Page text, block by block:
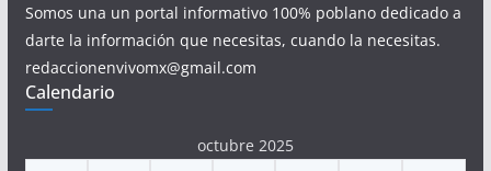
Somos una un portal informativo 100% poblano dedicado a
darte la información que necesitas, cuando la necesitas.
redaccionenvivomx@gmail.com
Calendario
octubre 2025